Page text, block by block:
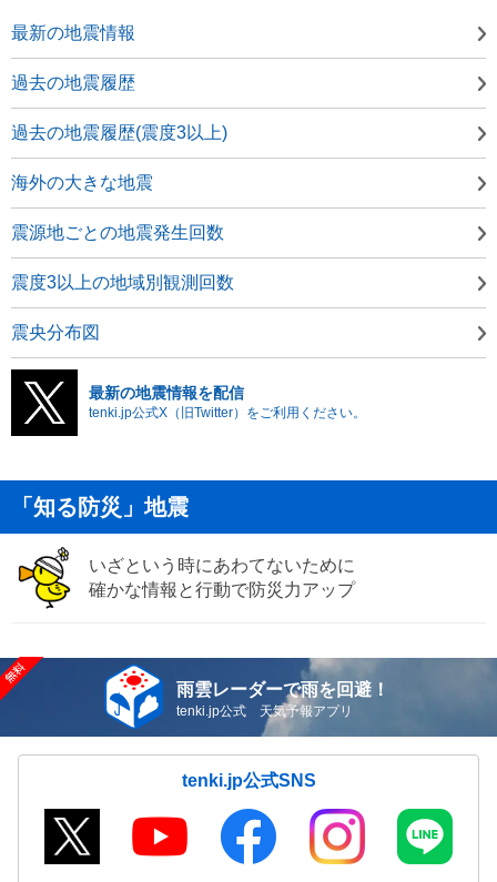
最新の地震情報
過去の地震履歴
過去の地震履歴(震度3以上)
海外の大きな地震
震源地ごとの地震発生回数
震度3以上の地域別観測回数
震央分布図
最新の地震情報を配信
tenki.jp公式X（旧Twitter）をご利用ください。
「知る防災」地震
いざという時にあわてないために
確かな情報と行動で防災力アップ
雨雲レーダーで雨を回避！
tenki.jp公式 天気予報アプリ
tenki.jp公式SNS